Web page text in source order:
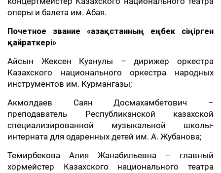
оперы и балета им. Абая.
Почетное звание «Қазақстанның еңбек сіңірген
қайраткері»
Айсын Жексен Куанулы – дирижер оркестра
Казахского национального оркестра народных
инструментов им. Курмангазы;
Акмолдаев Саян Досмахамбетович –
преподаватель Республиканской казахской
специализированной музыкальной школы-
интерната для одаренных детей им. А. Жубанова;
Темирбекова Алия Жанабильевна – главный
хормейстер Казахского национального театра